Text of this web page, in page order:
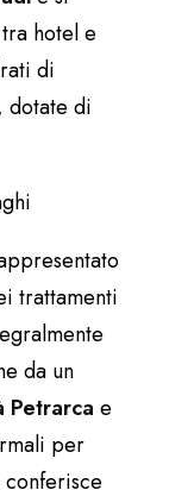
hotel e
di
dotate di
trattamenti
da un
Petrarca e
per